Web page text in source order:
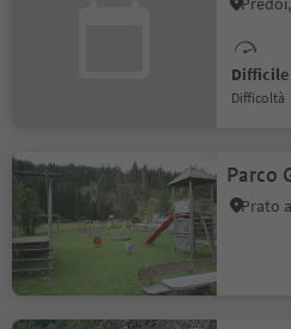
Difficile
Difficoltà
Parco